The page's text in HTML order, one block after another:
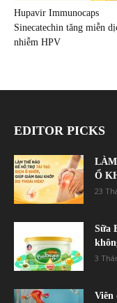
Hupavir Immunocaps
Sinecatechin tăng miễn
nhiễm HPV
EDITOR PICKS
Ổ
23
Sữa
3
Viên